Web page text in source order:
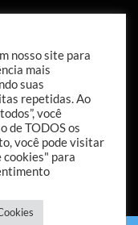
19h
nosso site para
mais
suas
repetidas. Ao
você
de TODOS os
você pode visitar
cookies" para